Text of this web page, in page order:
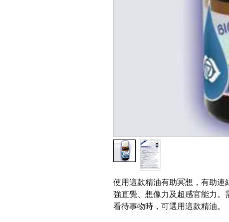
使用這款精油有助冥想，有助
強直覺、想像力及超感官能力
看待事物時，可選用這款精油。